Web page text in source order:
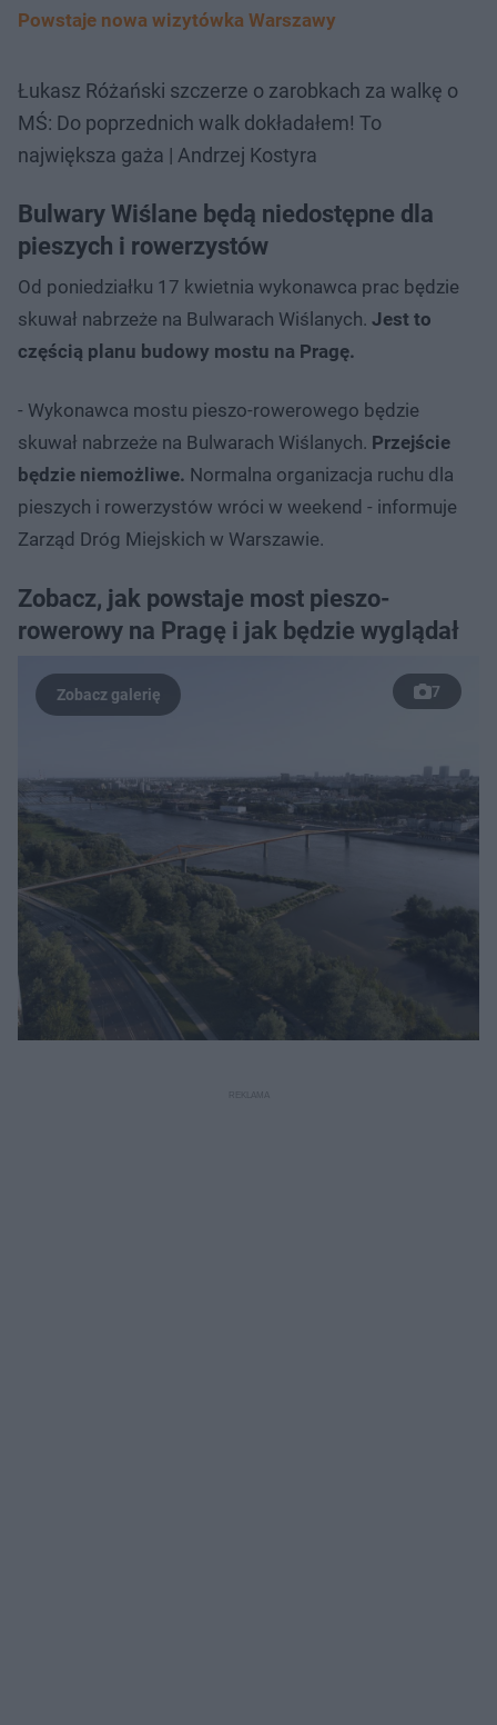
Powstaje nowa wizytówka Warszawy
Łukasz Różański szczerze o zarobkach za walkę o
MŚ: Do poprzednich walk dokładałem! To
największa gaża | Andrzej Kostyra
Bulwary Wiślane będą niedostępne dla
pieszych i rowerzystów
Od poniedziałku 17 kwietnia wykonawca prac będzie
skuwał nabrzeże na Bulwarach Wiślanych. Jest to
częścią planu budowy mostu na Pragę.
- Wykonawca mostu pieszo-rowerowego będzie
skuwał nabrzeże na Bulwarach Wiślanych. Przejście
będzie niemożliwe. Normalna organizacja ruchu dla
pieszych i rowerzystów wróci w weekend - informuje
Zarząd Dróg Miejskich w Warszawie.
Zobacz, jak powstaje most pieszo-
rowerowy na Pragę i jak będzie wyglądał
7